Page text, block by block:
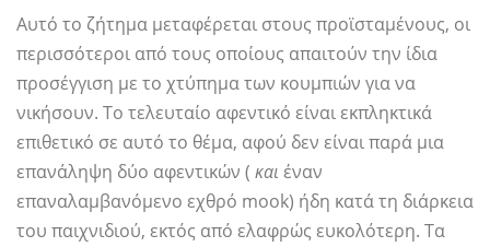
Αυτό το ζήτημα μεταφέρεται στους προϊσταμένους, οι
περισσότεροι από τους οποίους απαιτούν την ίδια
προσέγγιση με το χτύπημα των κουμπιών για να
νικήσουν. Το τελευταίο αφεντικό είναι εκπληκτικά
επιθετικό σε αυτό το θέμα, αφού δεν είναι παρά μια
επανάληψη δύο αφεντικών ( και έναν
επαναλαμβανόμενο εχθρό mook) ήδη κατά τη διάρκεια
του παιχνιδιού, εκτός από ελαφρώς ευκολότερη. Τα